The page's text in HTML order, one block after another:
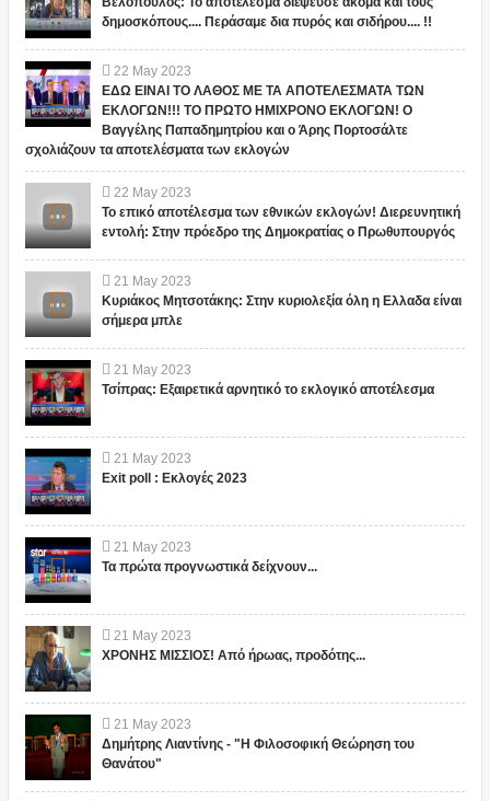
δημοσκόπους.... Περάσαμε δια πυρός και σιδήρου.... !!
22 May 2023
ΕΔΩ ΕΙΝΑΙ ΤΟ ΛΑΘΟΣ ΜΕ ΤΑ ΑΠΟΤΕΛΕΣΜΑΤΑ ΤΩΝ
ΕΚΛΟΓΩΝ!!! ΤΟ ΠΡΩΤΟ ΗΜΙΧΡΟΝΟ ΕΚΛΟΓΩΝ! Ο
Βαγγέλης Παπαδημητρίου και ο Άρης Πορτοσάλτε
σχολιάζουν τα αποτελέσματα των εκλογών
22 May 2023
Το επικό αποτέλεσμα των εθνικών εκλογών! Διερευνητική
εντολή: Στην πρόεδρο της Δημοκρατίας ο Πρωθυπουργός
21 May 2023
Κυριάκος Μητσοτάκης: Στην κυριολεξία όλη η Ελλαδα είναι
σήμερα μπλε
21 May 2023
Τσίπρας: Εξαιρετικά αρνητικό το εκλογικό αποτέλεσμα
21 May 2023
Exit poll : Εκλογές 2023
21 May 2023
Τα πρώτα προγνωστικά δείχνουν...
21 May 2023
ΧΡΟΝΗΣ ΜΙΣΣΙΟΣ! Από ήρωας, προδότης...
21 May 2023
Δημήτρης Λιαντίνης - "Η Φιλοσοφική Θεώρηση του
Θανάτου"